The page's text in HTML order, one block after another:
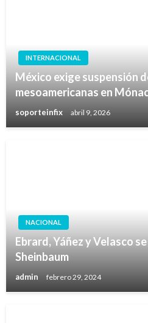
INTERNACIONAL
México exige suspensión
mesoamericanas en
soporteinfix abril 9, 2026
NACIONAL
Ebrard, Yáñez y Velasco
Sheinbaum
admin febrero 29, 2024